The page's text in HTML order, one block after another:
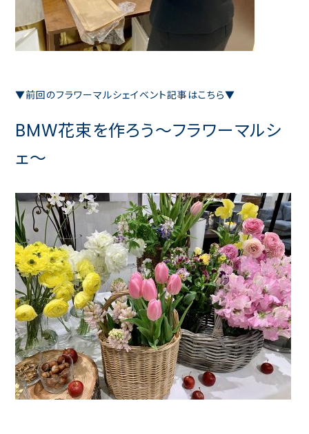
▼前回のフラワーマルシェイベント記事はこちら▼
BMW花束を作ろう～フラワーマルシ
ェ～